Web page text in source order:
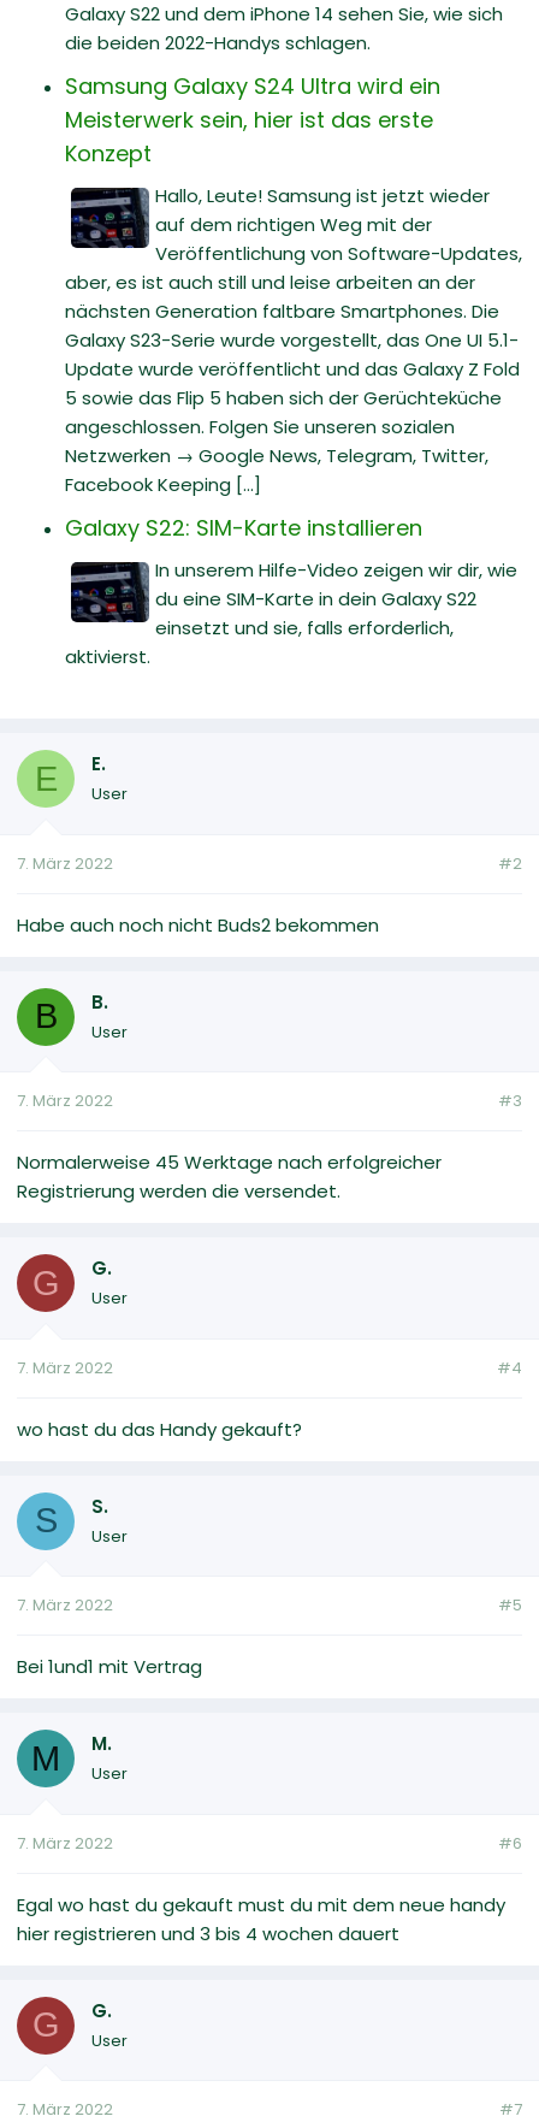
Galaxy S22 und dem iPhone 14 sehen Sie, wie sich
die beiden 2022-Handys schlagen.
Samsung Galaxy S24 Ultra wird ein
Meisterwerk sein, hier ist das erste
Konzept
Hallo, Leute! Samsung ist jetzt wieder
auf dem richtigen Weg mit der
Veröffentlichung von Software-Updates,
aber, es ist auch still und leise arbeiten an der
nächsten Generation faltbare Smartphones. Die
Galaxy S23-Serie wurde vorgestellt, das One UI 5.1-
Update wurde veröffentlicht und das Galaxy Z Fold
5 sowie das Flip 5 haben sich der Gerüchteküche
angeschlossen. Folgen Sie unseren sozialen
Netzwerken → Google News, Telegram, Twitter,
Facebook Keeping [...]
Galaxy S22: SIM-Karte installieren
In unserem Hilfe-Video zeigen wir dir, wie
du eine SIM-Karte in dein Galaxy S22
einsetzt und sie, falls erforderlich,
aktivierst.
E E.
User
7. März 2022 #2
Habe auch noch nicht Buds2 bekommen
B B.
User
7. März 2022 #3
Normalerweise 45 Werktage nach erfolgreicher
Registrierung werden die versendet.
G G.
User
7. März 2022 #4
wo hast du das Handy gekauft?
S S.
User
7. März 2022 #5
Bei 1und1 mit Vertrag
M M.
User
7. März 2022 #6
Egal wo hast du gekauft must du mit dem neue handy
hier registrieren und 3 bis 4 wochen dauert
G G.
User
7. März 2022 #7